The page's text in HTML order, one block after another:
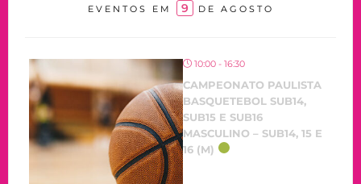
EVENTOS EM 9 DE AGOSTO
10:00 - 16:30
CAMPEONATO PAULISTA
BASQUETEBOL SUB14,
SUB15 E SUB16
MASCULINO – SUB14, 15 E
16 (M)